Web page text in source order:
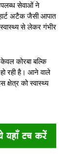
सेवाओं ने
अटैक जैसी आपात
से लेकर गंभीर
कोरबा बल्कि
रही है। आने वाले
को स्वास्थ्य